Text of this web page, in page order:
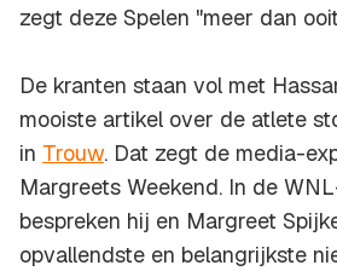
zegt deze Spelen "meer dan
De kranten staan vol met
mooiste artikel over de atlete
in Trouw. Dat zegt de media-
Margreets Weekend. In de
bespreken hij en Margreet
opvallendste en belangrijkste